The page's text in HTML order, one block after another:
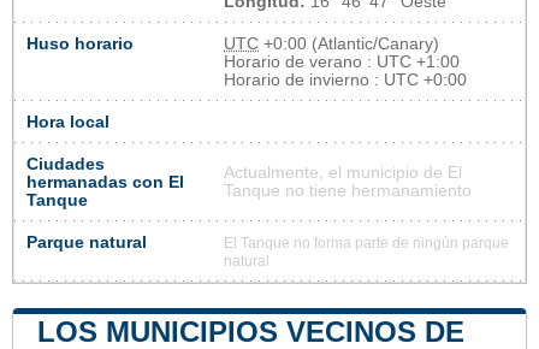
Huso horario UTC +0:00 (Atlantic/Canary)
Horario de verano : UTC +1:00
Horario de invierno : UTC +0:00
Hora local
Ciudades
hermanadas con El
Tanque
Actualmente, el municipio de El
Tanque no tiene hermanamiento
Parque natural
El Tanque no forma parte de ningún parque
natural
LOS MUNICIPIOS VECINOS DE